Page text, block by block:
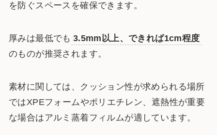
を防ぐスペースを確保できます。
厚みは最低でも 3.5mm以上、できれば1cm程度
のものが推奨されます。
素材に関しては、クッション性が求められる場所
ではXPEフォームやポリエチレン、遮熱性が重要
な場合はアルミ蒸着フィルムが適しています。